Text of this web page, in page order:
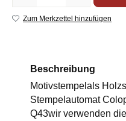
Zum Merkzettel hinzufügen
Beschreibung
Motivstempelals
Stempelautomat
Q43wir verwenden